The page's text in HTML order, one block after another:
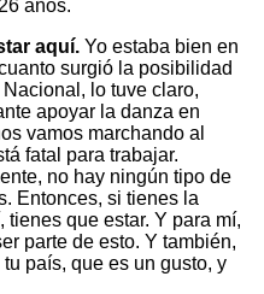
años.
aquí. Yo estaba bien en
surgió la posibilidad
lo tuve claro,
apoyar la danza en
vamos marchando al
fatal para trabajar.
no hay ningún tipo de
Entonces, si tienes la
que estar. Y para mí,
parte de esto. Y también,
país, que es un gusto, y